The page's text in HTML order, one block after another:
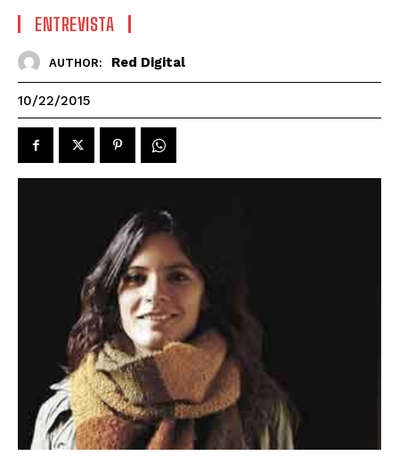
ENTREVISTA
AUTHOR: Red Digital
10/22/2015